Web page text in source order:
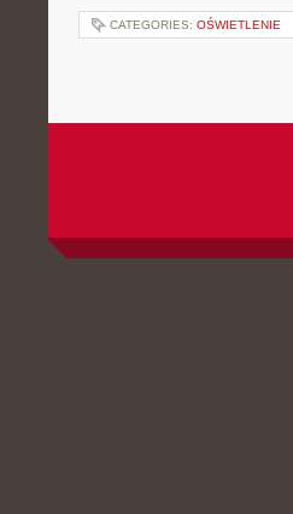
CATEGORIES: OŚWIETLENIE